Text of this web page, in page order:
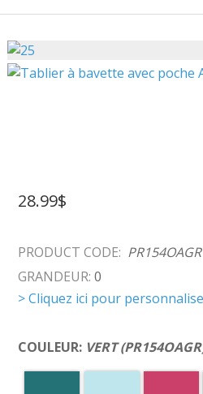
28.99$
PRODUCT CODE: PR154OAGR
GRANDEUR: 0
> Cliquez ici pour
COULEUR: VERT